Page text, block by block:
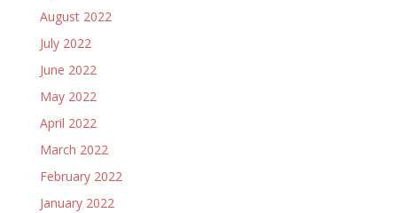
August 2022
July 2022
June 2022
May 2022
April 2022
March 2022
February 2022
January 2022